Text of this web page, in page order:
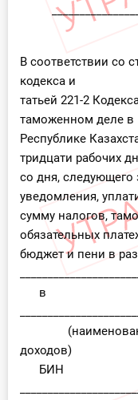
В соответствии со
кодекса и
татьей 221-2
таможенном деле в
Республике
тридцати рабочих
со дня, следующего
уведомления,
сумму налогов,
обязательных
бюджет и пени в
в
(наименование
доходов)
БИН